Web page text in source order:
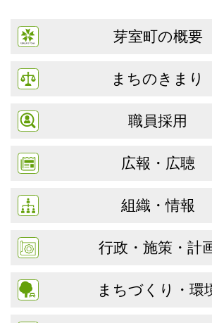
芽室町の概要
まちのきまり
職員採用
広報・広聴
組織・情報
行政・施策・計
まちづくり・環